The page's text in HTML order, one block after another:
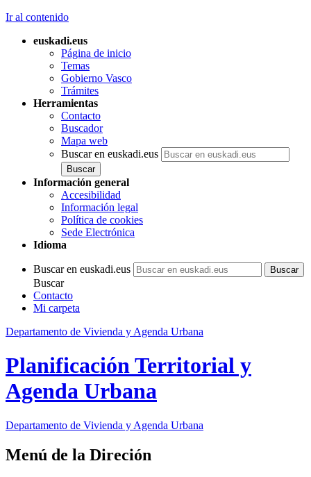
Ir al contenido
euskadi.eus
Página de inicio
Temas
Gobierno Vasco
Trámites
Herramientas
Contacto
Buscador
Mapa web
Buscar en euskadi.eus
Información general
Accesibilidad
Información legal
Política de cookies
Sede Electrónica
Idioma
Buscar en euskadi.eus
Buscar
Contacto
Mi carpeta
Departamento de Vivienda y Agenda Urbana
Planificación Territorial y
Agenda Urbana
Departamento de Vivienda y Agenda Urbana
Menú de la Direción